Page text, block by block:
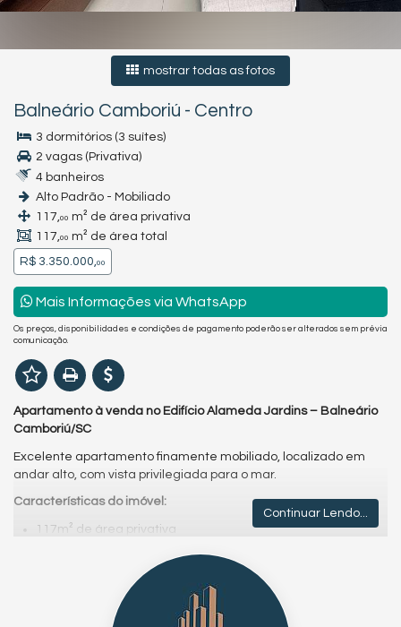
mostrar todas as fotos
Balneário Camboriú - Centro
3 dormitórios (3 suítes)
2 vagas (Privativa)
4 banheiros
Alto Padrão - Mobiliado
117,00 m² de área privativa
117,00 m² de área total
R$ 3.350.000,00
Mais Informações via WhatsApp
Os preços, disponibilidades e condições de pagamento poderão ser alterados sem prévia
comunicação.
Apartamento à venda no Edifício Alameda Jardins – Balneário
Camboriú/SC
Excelente apartamento finamente mobiliado, localizado em
andar alto, com vista privilegiada para o mar.
Características do imóvel:
117m² de área privativa
Sala de estar e jantar
Cozinha gourmet com churrasqueira
Continuar Lendo...